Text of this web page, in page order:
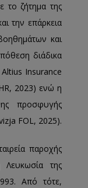
το ζήτημα της
την επάρκεια
και
διάδικα
Altius Insurance
2023) ενώ η
προσφυγής
FOL, 2025).
παροχής
της
Από τότε,